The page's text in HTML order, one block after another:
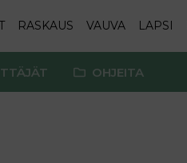
RASKAUS VAUVA LAPSI
OHJEITA